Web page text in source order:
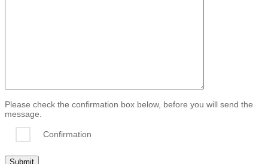
Please check the confirmation box below, before you will send the
message.
Confirmation